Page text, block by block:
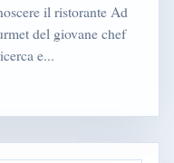
il ristorante Ad
del giovane chef
e...